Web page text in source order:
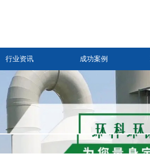
行业资讯 成功案例